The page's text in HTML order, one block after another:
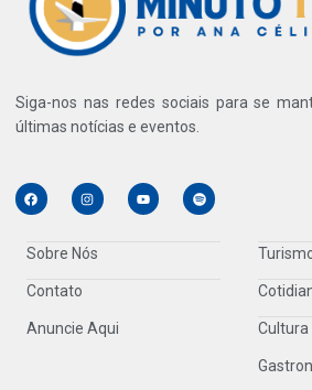
Siga-nos nas redes sociais para se
últimas notícias e eventos.
Sobre Nós
Contato
Anuncie Aqui Cultura